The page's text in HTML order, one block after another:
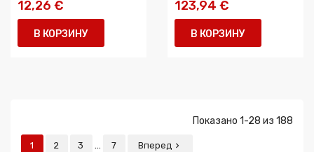
12,26 €
В КОРЗИНУ
123,94 €
В КОРЗИНУ
Показано 1-28 из 188
1 2 3 … 7 Вперед 